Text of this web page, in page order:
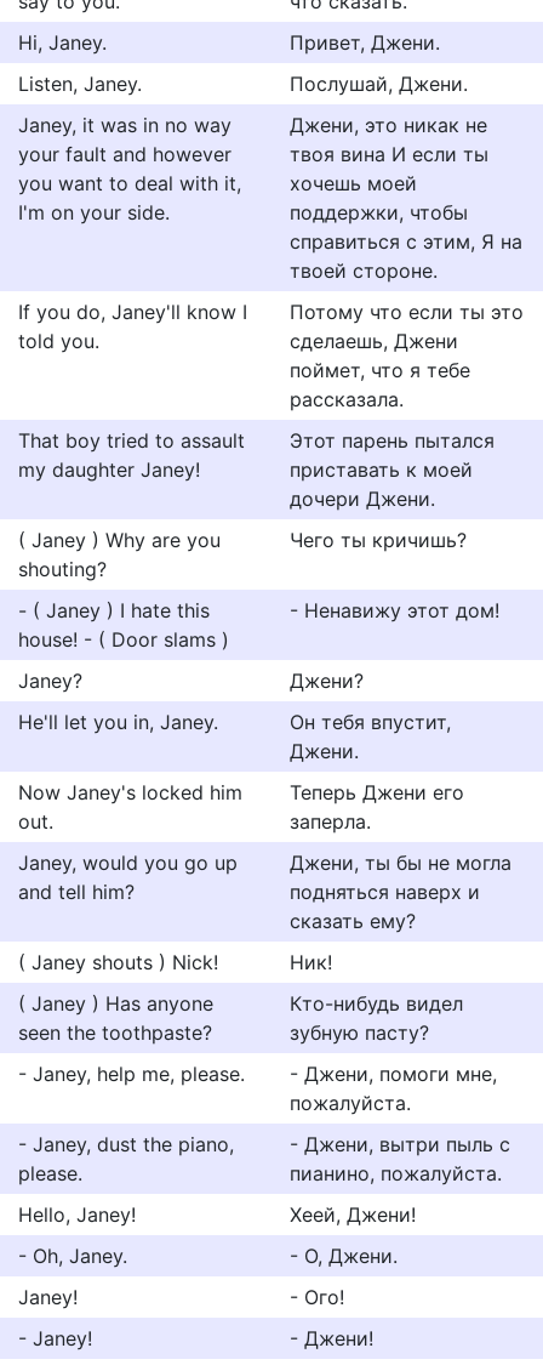
Hi, Janey.
Привет, Джени.
Listen, Janey.
Послушай, Джени.
Janey, it was in no way
your fault and however
you want to deal with it,
I'm on your side.
Джени, это никак не
твоя вина И если ты
хочешь моей
поддержки, чтобы
справиться с этим, Я на
твоей стороне.
If you do, Janey'll know I
told you.
Потому что если ты это
сделаешь, Джени
поймет, что я тебе
рассказала.
That boy tried to assault
my daughter Janey!
Этот парень пытался
приставать к моей
дочери Джени.
( Janey ) Why are you
shouting?
Чего ты кричишь?
- ( Janey ) I hate this
house! - ( Door slams )
- Ненавижу этот дом!
Janey?
Джени?
He'll let you in, Janey.
Он тебя впустит,
Джени.
Now Janey's locked him
out.
Теперь Джени его
заперла.
Janey, would you go up
and tell him?
Джени, ты бы не могла
подняться наверх и
сказать ему?
( Janey shouts ) Nick!
Ник!
( Janey ) Has anyone
seen the toothpaste?
Кто-нибудь видел
зубную пасту?
- Janey, help me, please.
- Джени, помоги мне,
пожалуйста.
- Janey, dust the piano,
please.
- Джени, вытри пыль с
пианино, пожалуйста.
Hello, Janey!
Хеей, Джени!
- Oh, Janey.
- О, Джени.
Janey!
- Ого!
- Janey!
- Джени!